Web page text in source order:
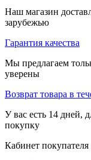
Наш магазин
зарубежью
Гарантия качества
Мы предлагаем
уверены
Возврат товара в
У вас есть 14 дней,
покупку
Кабинет покупателя